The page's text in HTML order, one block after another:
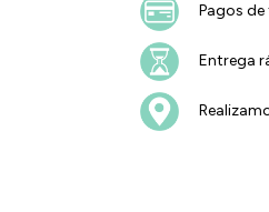
Pagos
Entrega